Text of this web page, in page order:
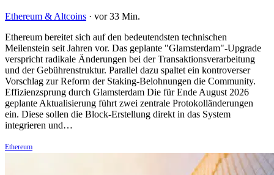
Ethereum & Altcoins · vor 33 Min.
Ethereum bereitet sich auf den bedeutendsten technischen
Meilenstein seit Jahren vor. Das geplante "Glamsterdam"-Upgrade
verspricht radikale Änderungen bei der Transaktionsverarbeitung
und der Gebührenstruktur. Parallel dazu spaltet ein kontroverser
Vorschlag zur Reform der Staking-Belohnungen die Community.
Effizienzsprung durch Glamsterdam Die für Ende August 2026
geplante Aktualisierung führt zwei zentrale Protokolländerungen
ein. Diese sollen die Block-Erstellung direkt in das System
integrieren und…
Ethereum